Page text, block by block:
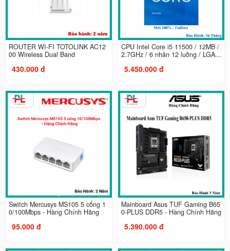
ROUTER WI-FI TOTOLINK AC12
00 Wireless Dual Band
430.000 đ
CPU Intel Core i5 11500 / 12MB /
2.7GHz / 6 nhân 12 luồng / LGA...
5.450.000 đ
Switch Mercusys MS105 5 cổng 1
0/100Mbps - Hàng Chính Hãng
95.000 đ
Mainboard Asus TUF Gaming B65
0-PLUS DDR5 - Hàng Chính Hãng
5.390.000 đ